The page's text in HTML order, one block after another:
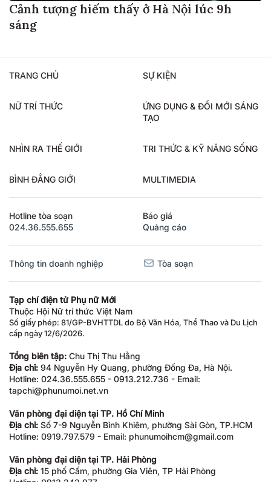
Cảnh tượng hiếm thấy ở Hà Nội lúc 9h
sáng
TRANG CHỦ SỰ KIỆN
NỮ TRÍ THỨC
ỨNG DỤNG & ĐỔI MỚI SÁNG
TẠO
NHÌN RA THẾ GIỚI TRI THỨC & KỸ NĂNG SỐNG
BÌNH ĐẲNG GIỚI MULTIMEDIA
Hotline tòa soạn
024.36.555.655
Báo giá
Quảng cáo
Thông tin doanh nghiệp Tòa soạn
Tạp chí điện tử Phụ nữ Mới
Thuộc Hội Nữ trí thức Việt Nam
Số giấy phép: 81/GP-BVHTTDL do Bộ Văn Hóa, Thể Thao và Du Lịch
cấp ngày 12/6/2026.
Tổng biên tập: Chu Thị Thu Hằng
Địa chỉ: 94 Nguyễn Hy Quang, phường Đống Đa, Hà Nội.
Hotline: 024.36.555.655 - 0913.212.736 - Email:
tapchi@phunumoi.net.vn
Văn phòng đại diện tại TP. Hồ Chí Minh
Địa chỉ: Số 7-9 Nguyễn Bỉnh Khiêm, phường Sài Gòn, TP.HCM
Hotline: 0919.797.579 - Email: phunumoihcm@gmail.com
Văn phòng đại diện tại TP. Hải Phòng
Địa chỉ: 15 phố Cấm, phường Gia Viên, TP Hải Phòng